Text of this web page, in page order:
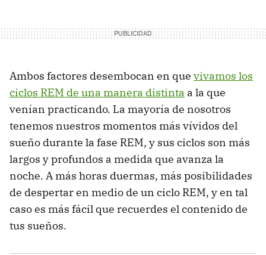
Ambos factores desembocan en que vivamos los
ciclos REM de una manera distinta a la que
venían practicando. La mayoría de nosotros
tenemos nuestros momentos más vívidos del
sueño durante la fase REM, y sus ciclos son más
largos y profundos a medida que avanza la
noche. A más horas duermas, más posibilidades
de despertar en medio de un ciclo REM, y en tal
caso es más fácil que recuerdes el contenido de
tus sueños.